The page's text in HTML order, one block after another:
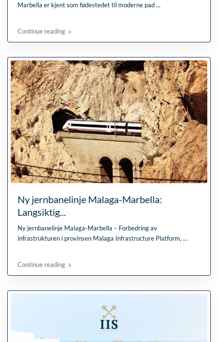
Marbella er kjent som fødestedet til moderne pad...
Continue reading
Ny jernbanelinje Malaga-Marbella:
Langsiktig...
Ny jernbanelinje Malaga-Marbella – Forbedring av
infrastrukturen i provinsen Malaga Infrastructure Platform,...
Continue reading